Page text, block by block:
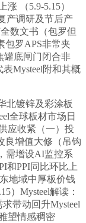
（5.9-5.15）
产调研及节后产
数文书（包罗但
包罗APS非常夹
罐底闸门闭合非
Mysteel附和其概
镀锌及彩涂板
全球板材市场日
应收紧（一）投
良增值大修（吊钩
需增设AI监控系
和PPI同比环比上
地域中厚板价钱
）Mysteel解读：
带动回升Mysteel
望情感稠密